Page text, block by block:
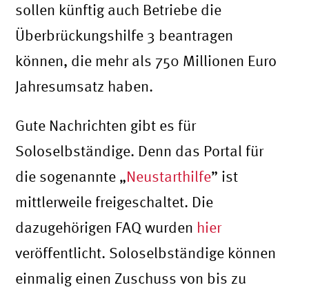
sollen künftig auch Betriebe die
Überbrückungshilfe 3 beantragen
können, die mehr als 750 Millionen Euro
Jahresumsatz haben.
Gute Nachrichten gibt es für
Soloselbständige. Denn das Portal für
die sogenannte „Neustarthilfe” ist
mittlerweile freigeschaltet. Die
dazugehörigen FAQ wurden hier
veröffentlicht. Soloselbständige können
einmalig einen Zuschuss von bis zu